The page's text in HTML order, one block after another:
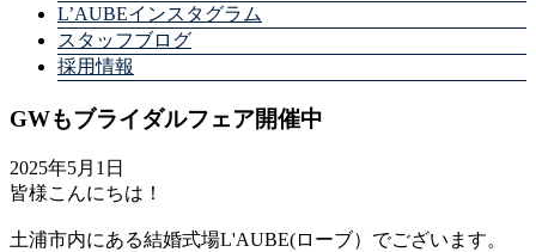
L’AUBEインスタグラム
スタッフブログ
採用情報
GWもブライダルフェア開催中
2025年5月1日
皆様こんにちは！
土浦市内にある結婚式場L'AUBE(ローブ）でございます。